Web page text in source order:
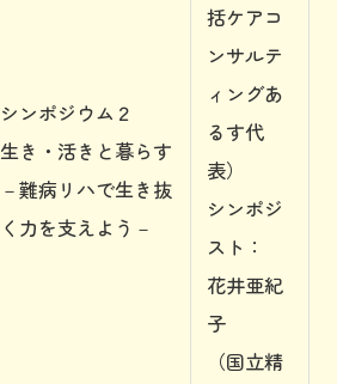
シンポジウム２
生き・活きと暮らす
－難病リハで生き抜
く力を支えよう－
括ケアコ
ンサルテ
ィングあ
るす代
表）
シンポジ
スト：
花井亜紀
子
（国立精